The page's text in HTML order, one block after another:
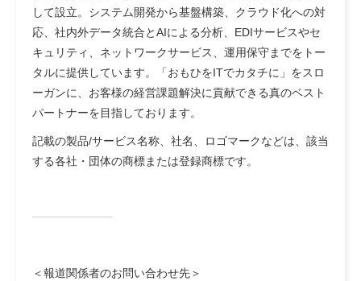
して設立。システム開発から基盤構築、クラウド化への対
応、社内外データ統合とAIによる分析、EDIサービスやセ
キュリティ、ネットワークサービス、運用保守までをトー
タルに提供しています。「おもひをITでカタチに」をスロ
ーガンに、お客様の経営課題解決に貢献できる真のベスト
パートナーを目指しております。
記載の製品/サービス名称、社名、ロゴマークなどは、該当
する各社・団体の商標または登録商標です。
＜報道関係者のお問い合わせ先＞